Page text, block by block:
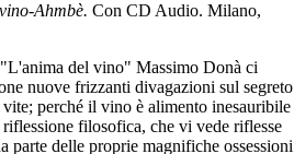
Ahmbè. Con CD Audio. Milano,
del vino" Massimo Donà ci
nuove frizzanti divagazioni sul segreto
vite; perché il vino è alimento inesauribile
filosofica, che vi vede riflesse
parte delle proprie magnifiche